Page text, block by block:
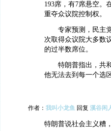
193席，有7席悬空。
重夺众议院控制权。
专家预测，民主党
次取得众议院大多数
的过半数席位。
特朗普指出，共和
他无法去到每一个选
作者： 我叫小龙鱼 回复 溪谷闲
特朗普说社会主义糟